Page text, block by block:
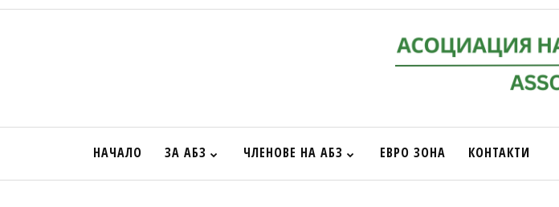
НАЧАЛО ЗА АБЗ ЧЛЕНОВЕ НА АБЗ ЕВРО ЗОНА КОНТАКТИ